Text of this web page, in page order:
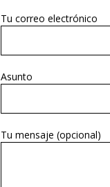
Tu correo electrónico
Asunto
Tu mensaje (opcional)